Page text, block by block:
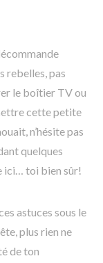
rebelles, pas
le boîtier TV ou
cette petite
n’hésite pas
quelques
ici… toi bien sûr!
astuces sous le
plus rien ne
de ton